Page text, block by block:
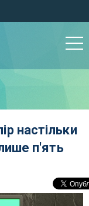
настільки
п'ять